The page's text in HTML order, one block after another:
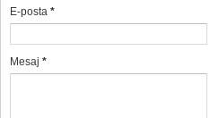
E-posta*
Mesaj*